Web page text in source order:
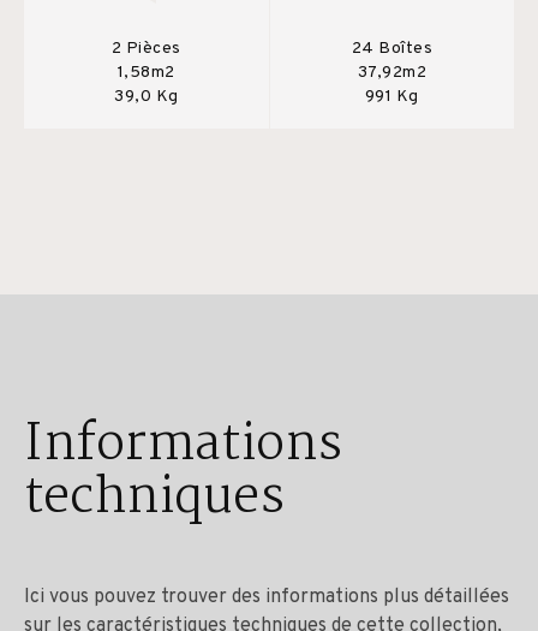
2 Pièces
1,58m2
39,0 Kg
24 Boîtes
37,92m2
991 Kg
Informations
techniques
Ici vous pouvez trouver des informations plus détaillées
sur les caractéristiques techniques de cette collection,